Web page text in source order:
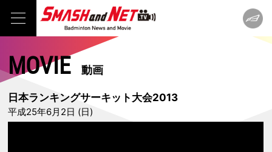
MOVIE動画
日本ランキングサーキット大会2013
平成25年6月2日 (日)